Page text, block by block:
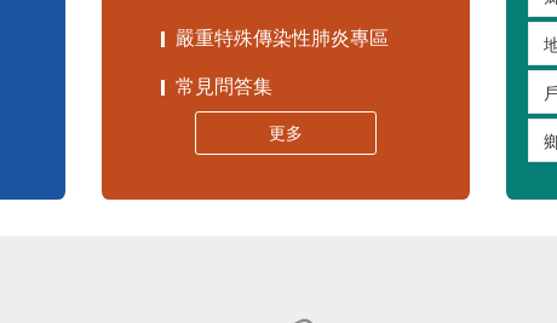
嚴重特殊傳染性肺炎專區
常見問答集
更多